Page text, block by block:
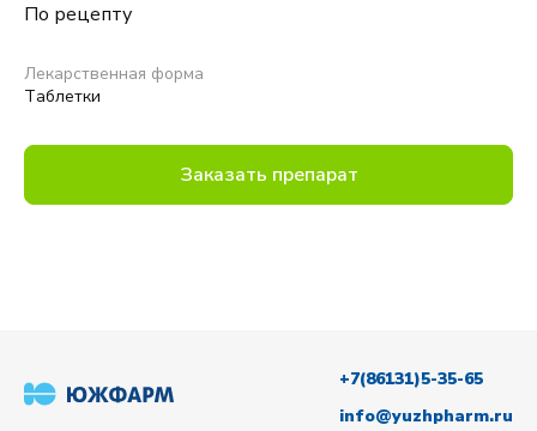
По рецепту
Лекарственная форма
Таблетки
Заказать препарат
+7(86131)5-35-65
info@yuzhpharm.ru